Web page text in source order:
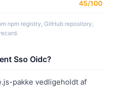
45/100
npm registry, GitHub repository,
Sso Oidc?
pakke vedligeholdt af